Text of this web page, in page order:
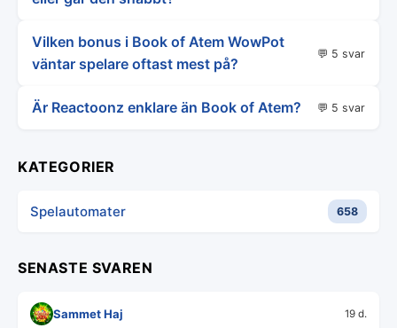
Vilken bonus i Book of Atem WowPot
väntar spelare oftast mest på?
💬 5 svar
Är Reactoonz enklare än Book of Atem? 💬 5 svar
KATEGORIER
Spelautomater 658
SENASTE SVAREN
Sammet Haj 19 d.